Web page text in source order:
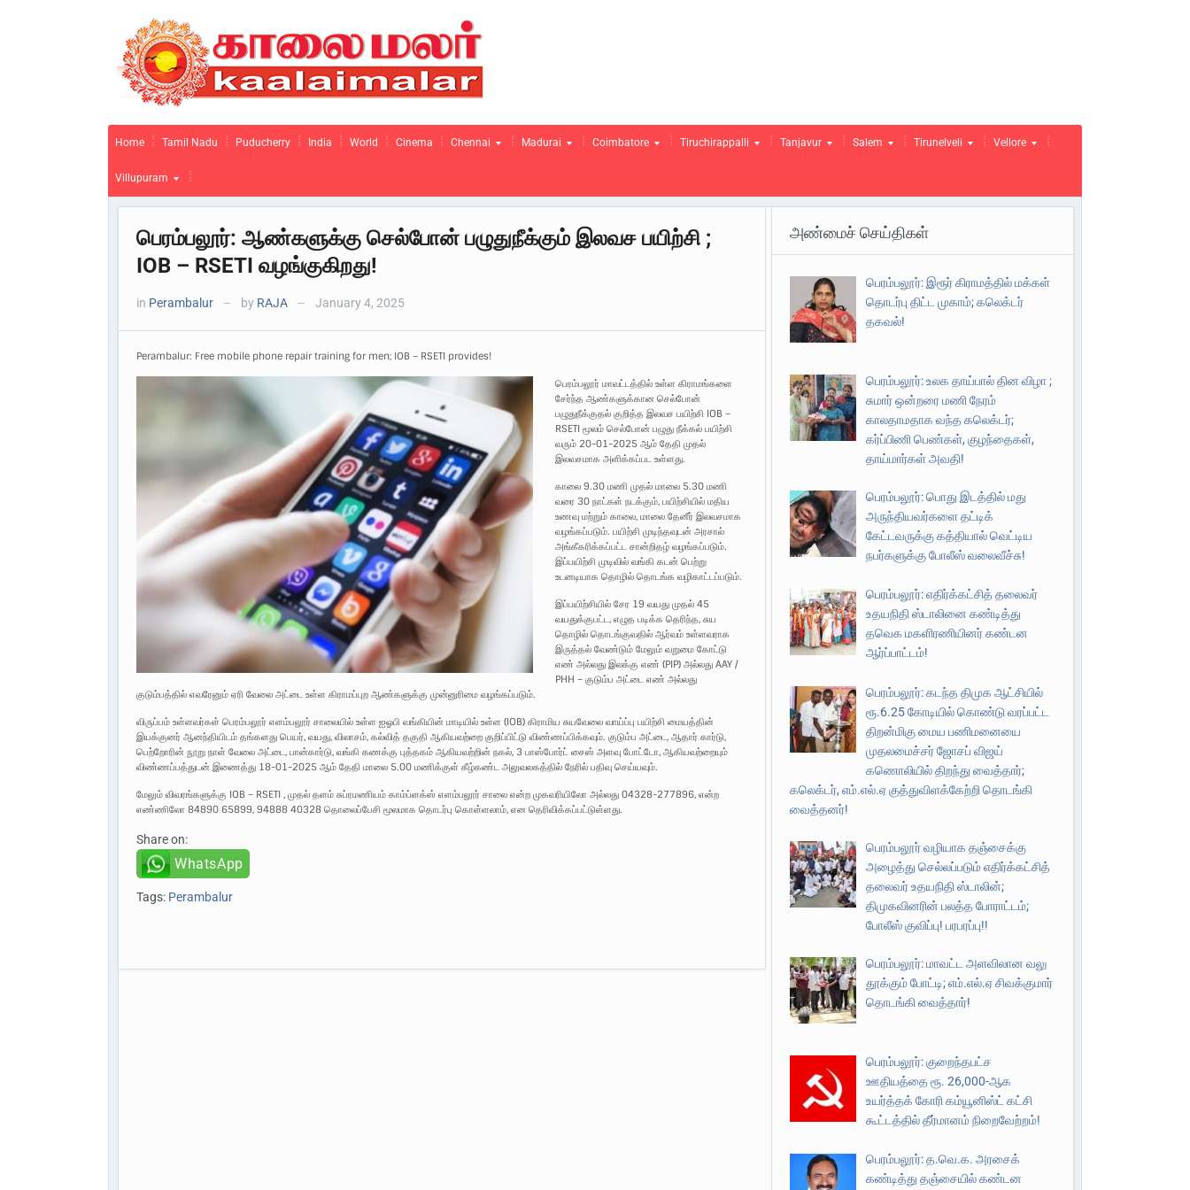
Home Tamil Nadu Puducherry India World Cinema Chennai Madurai Coimbatore Tiruchirappalli Tanjavur Salem Tirunelveli Vellore
Villupuram
பெரம்பலூர்: ஆண்களுக்கு செல்போன் பழுதுநீக்கும் இலவச பயிற்சி ;
IOB – RSETI வழங்குகிறது!
in Perambalur — by RAJA — January 4, 2025
Perambalur: Free mobile phone repair training for men; IOB – RSETI provides!
பெரம்பலூர் மாவட்டத்தில் உள்ள கிராமங்களை
சேர்ந்த ஆண்களுக்கான செல்போன்
பழுதுநீக்குதல் குறித்த இலவச பயிற்சி IOB –
RSETI மூலம் செல்போன் பழுது நீக்கல் பயிற்சி
வரும் 20-01-2025 ஆம் தேதி முதல்
இலவசமாக அளிக்கப்பட உள்ளது.
காலை 9.30 மணி முதல் மாலை 5.30 மணி
வரை 30 நாட்கள் நடக்கும், பயிற்சியில் மதிய
உணவு மற்றும் காலை, மாலை தேனீர் இலவசமாக
வழங்கப்படும். பயிற்சி முடிந்தவுடன் அரசால்
அங்கீகரிக்கப்பட்ட சான்றிதழ் வழங்கப்படும்.
இப்பயிற்சி முடிவில் வங்கி கடன் பெற்று
உடனடியாக தொழில் தொடங்க வழிகாட்டப்படும்.
இப்பயிற்சியில் சேர 19 வயது முதல் 45
வயதுக்குபட்ட, எழுத படிக்க தெரிந்த, சுய
தொழில் தொடங்குவதில் ஆர்வம் உள்ளவராக
இருத்தல் வேண்டும் மேலும் வறுமை கோட்டு
எண் அல்லது இலக்கு எண் (PIP) அல்லது AAY /
PHH – குடும்ப அட்டை எண் அல்லது
குடும்பத்தில் எவரேனும் ஏரி வேலை அட்டை உள்ள கிராமப்புற ஆண்களுக்கு முன்னுரிமை வழங்கப்படும்.
விருப்பம் உள்ளவர்கள் பெரம்பலூர் எளம்பலூர் சாலையில் உள்ள ஐஓபி வங்கியின் மாடியில் உள்ள (IOB) கிராமிய சுயவேலை வாய்ப்பு பயிற்சி மையத்தின்
இயக்குனர் ஆனந்தியிடம் தங்களது பெயர், வயது, விலாசம், கல்வித் தகுதி ஆகியவற்றை குறிப்பிட்டு விண்ணப்பிக்கவும். குடும்ப அட்டை, ஆதார் கார்டு,
பெற்றோரின் நூறு நாள் வேலை அட்டை, பான்கார்டு, வங்கி கணக்கு புத்தகம் ஆகியவற்றின் நகல், 3 பாஸ்போர்ட் சைஸ் அளவு போட்டோ, ஆகியவற்றையும்
விண்ணப்பத்துடன் இணைத்து 18-01-2025 ஆம் தேதி மாலை 5.00 மணிக்குள் கீழ்கண்ட அலுவலகத்தில் நேரில் பதிவு செய்யவும்.
மேலும் விவரங்களுக்கு IOB – RSETI , முதல் தளம் சுப்ரமணியம் காம்ப்ளக்ஸ் எளம்பலூர் சாலை என்ற முகவரியிலோ அல்லது 04328-277896, என்ற
எண்ணிலோ 84890 65899, 94888 40328 தொலைப்பேசி மூலமாக தொடர்பு கொள்ளலாம், என தெரிவிக்கப்பட்டுள்ளது.
Share on:
WhatsApp
Tags: Perambalur
அண்மைச் செய்திகள்
பெரம்பலூர்: இரூர் கிராமத்தில் மக்கள்
தொடர்பு திட்ட முகாம்; கலெக்டர்
தகவல்!
பெரம்பலூர்: உலக தாய்பால் தின விழா ;
சுமார் ஒன்றரை மணி நேரம்
காலதாமதாக வந்த கலெக்டர்;
கர்ப்பிணி பெண்கள், குழந்தைகள்,
தாய்மார்கள் அவதி!
பெரம்பலூர்: பொது இடத்தில் மது
அருந்தியவர்களை தட்டிக்
கேட்டவருக்கு கத்தியால் வெட்டிய
நபர்களுக்கு போலீஸ் வலைவீச்சு!
பெரம்பலூர்: எதிர்க்கட்சித் தலைவர்
உதயநிதி ஸ்டாலினை கண்டித்து
தவெக மகளிரணியினர் கண்டன
ஆர்ப்பாட்டம்!
பெரம்பலூர்: கடந்த திமுக ஆட்சியில்
ரூ.6.25 கோடியில் கொண்டு வரப்பட்ட
திறன்மிகு மைய பணிமனையை
முதலமைச்சர் ஜோசப் விஜய்
கணொலியில் திறந்து வைத்தார்;
கலெக்டர், எம்.எல்.ஏ குத்துவிளக்கேற்றி தொடங்கி
வைத்தனர்!
பெரம்பலூர் வழியாக தஞ்சைக்கு
அழைத்து செல்லப்படும் எதிர்க்கட்சித்
தலைவர் உதயநிதி ஸ்டாலின்;
திமுகவினரின் பலத்த போராட்டம்;
போலீஸ் குவிப்பு! பரபரப்பு!!
பெரம்பலூர்: மாவட்ட அளவிலான வலு
தூக்கும் போட்டி; எம்.எல்.ஏ சிவக்குமார்
தொடங்கி வைத்தார்!
பெரம்பலூர்: குறைந்தபட்ச
ஊதியத்தை ரூ. 26,000-ஆக
உயர்த்தக் கோரி கம்யூனிஸ்ட் கட்சி
கூட்டத்தில் தீர்மானம் நிறைவேற்றம்!
பெரம்பலூர்: த.வெ.க. அரசைக்
கண்டித்து தஞ்சையில் கண்டன